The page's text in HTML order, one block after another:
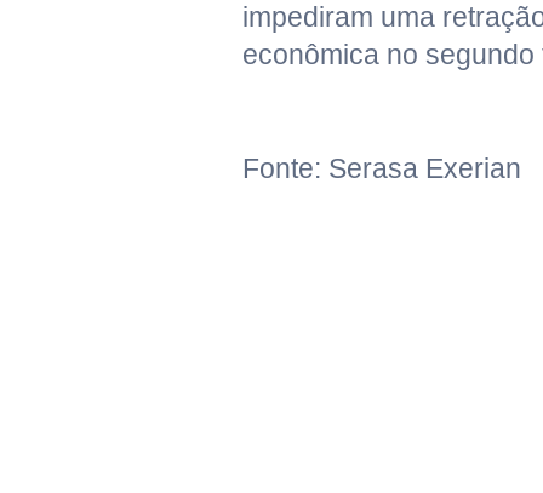
impediram uma
econômica no
Fonte: Serasa Exerian